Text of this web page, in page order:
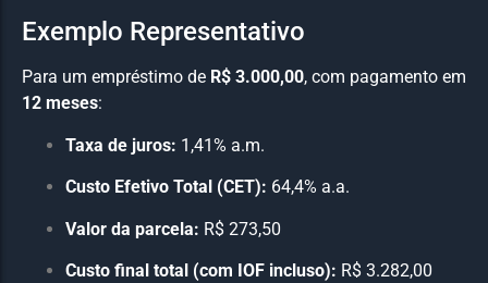
Exemplo Representativo
Para um empréstimo de R$ 3.000,00, com pagamento em
12 meses:
Taxa de juros: 1,41% a.m.
Custo Efetivo Total (CET): 64,4% a.a.
Valor da parcela: R$ 273,50
Custo final total (com IOF incluso): R$ 3.282,00